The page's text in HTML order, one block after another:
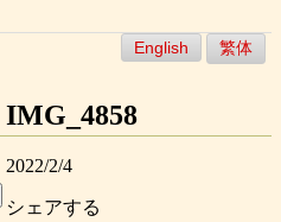
English 繁体
IMG_4858
2022/2/4
シェアする